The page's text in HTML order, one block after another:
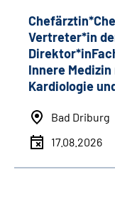
Vertreter*in
Innere
Kardiologie
Bad Driburg
17.08.2026